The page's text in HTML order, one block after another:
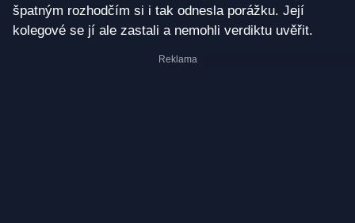
špatným rozhodčím si i tak odnesla porážku. Její
kolegové se jí ale zastali a nemohli verdiktu uvěřit.